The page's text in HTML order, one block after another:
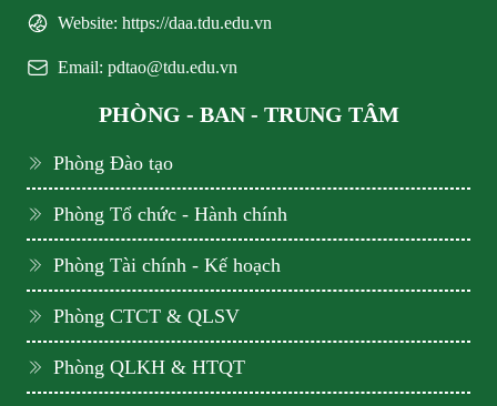
Website: https://daa.tdu.edu.vn
Email: pdtao@tdu.edu.vn
PHÒNG - BAN - TRUNG TÂM
Phòng Đào tạo
Phòng Tổ chức - Hành chính
Phòng Tài chính - Kế hoạch
Phòng CTCT & QLSV
Phòng QLKH & HTQT